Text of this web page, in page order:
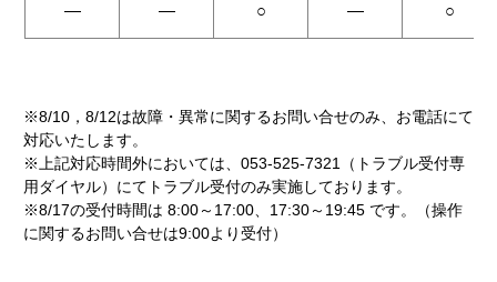
― ― ○ ― ○
※8/10，8/12は故障・異常に関するお問い合せのみ、お電話にて
対応いたします。
※上記対応時間外においては、053-525-7321（トラブル受付専
用ダイヤル）にてトラブル受付のみ実施しております。
※8/17の受付時間は 8:00～17:00、17:30～19:45 です。（操作
に関するお問い合せは9:00より受付）